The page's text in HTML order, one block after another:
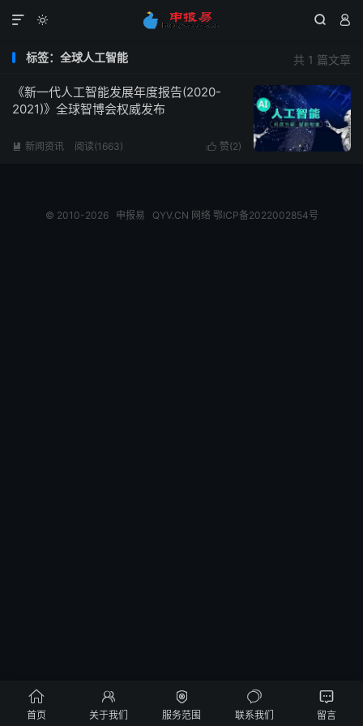
  

共 1 篇文章
标签：全球人工智能
《新一代人工智能发展年度报告(2020-
2021)》全球智博会权威发布
 赞(2)
 新闻资讯 阅读(1663)
© 2010-2026 申报易 QYV.CN 网络 鄂ICP备2022002854号

首页

关于我们

服务范围

联系我们

留言